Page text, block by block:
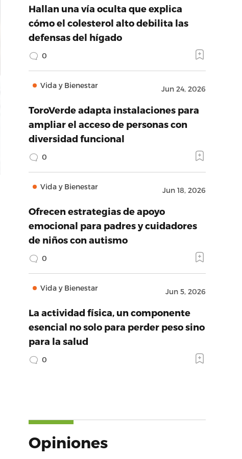
Hallan una vía oculta que explica
cómo el colesterol alto debilita las
defensas del hígado
0
Vida y Bienestar Jun 24, 2026
ToroVerde adapta instalaciones para
ampliar el acceso de personas con
diversidad funcional
0
Vida y Bienestar Jun 18, 2026
Ofrecen estrategias de apoyo
emocional para padres y cuidadores
de niños con autismo
0
Vida y Bienestar Jun 5, 2026
La actividad física, un componente
esencial no solo para perder peso sino
para la salud
0
Opiniones